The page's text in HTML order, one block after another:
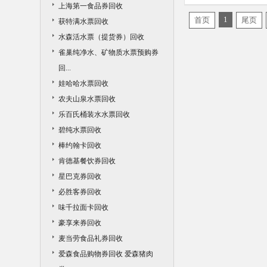
上海第一食品券回收
获特满水票回收
水森活水票（提货券）回收
雀巢纯净水、矿物质水票预购券
回...
娃哈哈水票回收
农夫山泉水票回收
乐百氏桶装水水票回收
碧纯水票回收
棒约翰卡回收
肯德基餐饮券回收
星巴克券回收
必胜客券回收
味千拉面卡回收
豪享来券回收
麦当劳食品礼券回收
爱森食品购物券回收 爱森猪肉
品礼券回收价格
首页
1 尾页